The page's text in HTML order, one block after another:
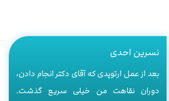
نسرین احدی
بعد از عمل ارتوپدی که آقای دکتر انجام دادن،
دوران نقاهت من خیلی سریع گذشت.